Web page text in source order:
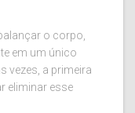
o corpo,
em um único
vezes, a primeira
eliminar esse